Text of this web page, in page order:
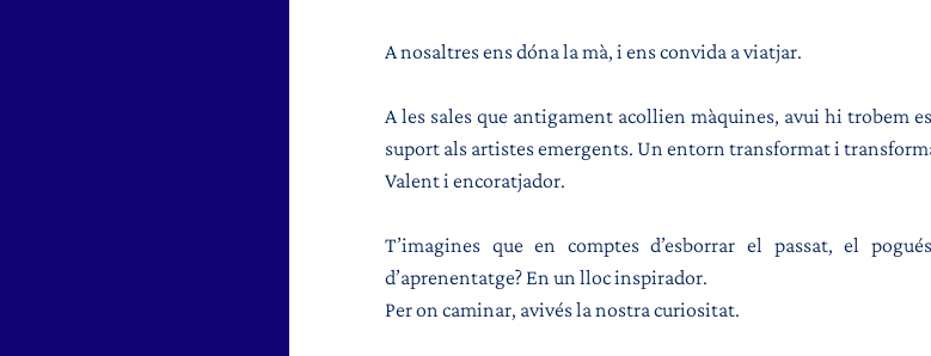
A nosaltres ens dóna la mà, i ens convida a viatjar.
A les sales que antigament acollien màquines, avui hi trobem
suport als artistes emergents. Un entorn transformat i
Valent i encoratjador.
T’imagines que en comptes d’esborrar el passat, el
d’aprenentatge? En un lloc inspirador.
Per on caminar, avivés la nostra curiositat.